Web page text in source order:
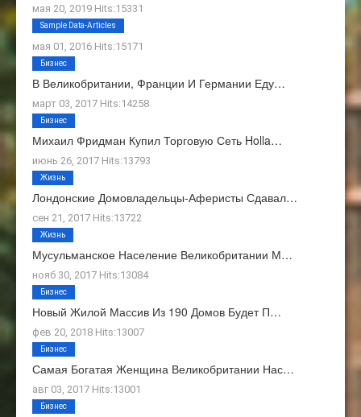
мая 20, 2019 Hits:15331
О Нас
мая 01, 2016 Hits:15171
Sample Data-Articles
В Великобритании, Франции И Германии Еду…
март 03, 2017 Hits:14258
Бизнес
Михаил Фридман Купил Торговую Сеть Holla…
июнь 26, 2017 Hits:13793
Бизнес
Лондонские Домовладельцы-Аферисты Сдавал…
сен 21, 2017 Hits:13722
Жизнь
Мусульманское Население Великобритании М…
нояб 30, 2017 Hits:13084
Жизнь
Новый Жилой Массив Из 190 Домов Будет П…
фев 20, 2018 Hits:13007
Бизнес
Самая Богатая Женщина Великобритании Нас…
авг 03, 2017 Hits:13001
Бизнес
Бизнес